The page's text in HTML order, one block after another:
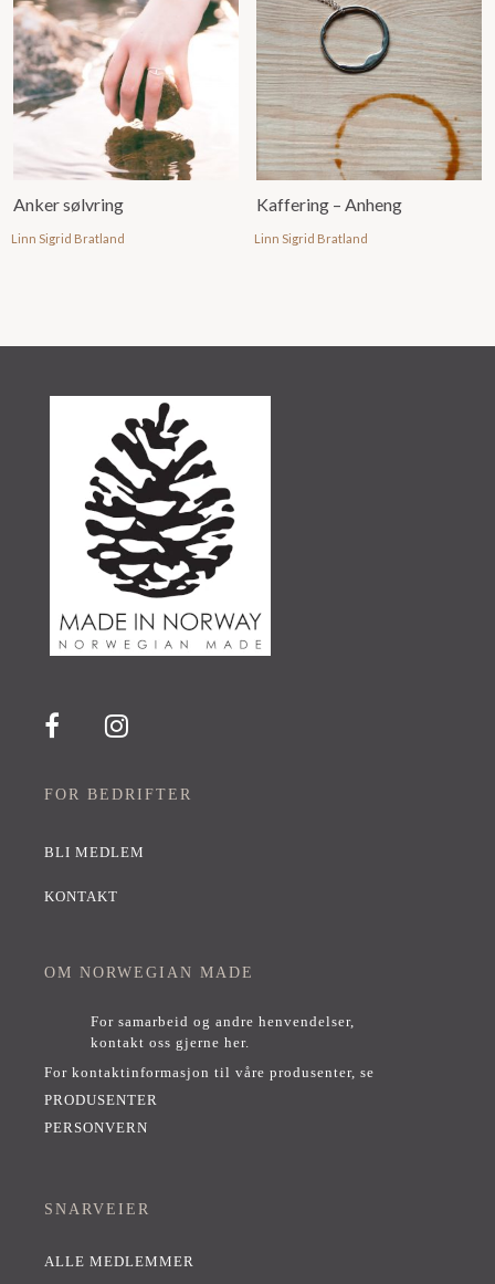
Anker sølvring
Linn Sigrid Bratland
Kaffering – Anheng
Linn Sigrid Bratland
FOR BEDRIFTER
BLI MEDLEM
KONTAKT
OM NORWEGIAN MADE
For samarbeid og andre henvendelser,
kontakt oss gjerne her.
For kontaktinformasjon til våre produsenter, se
PRODUSENTER
PERSONVERN
SNARVEIER
ALLE MEDLEMMER